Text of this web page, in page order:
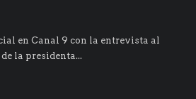
en Canal 9 con la entrevista al
la presidenta...